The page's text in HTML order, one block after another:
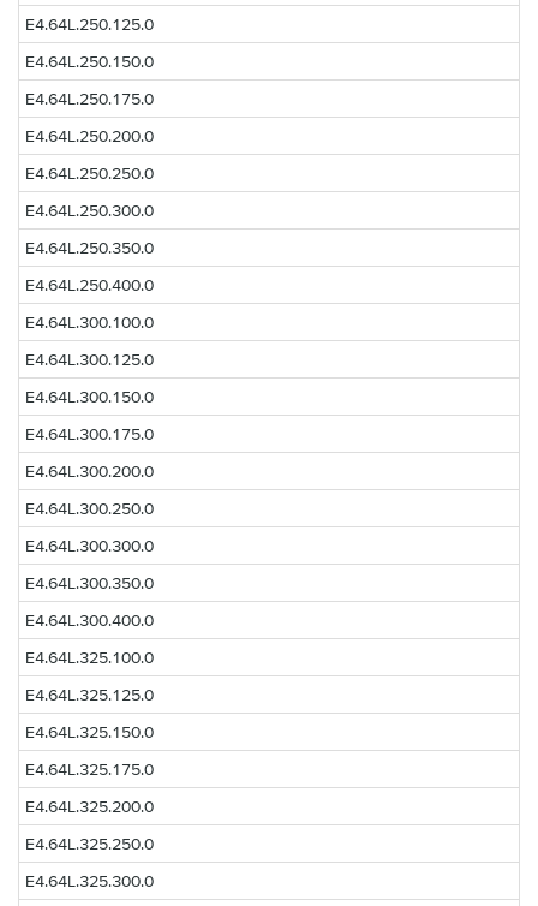
E4.64L.250.125.0
E4.64L.250.150.0
E4.64L.250.175.0
E4.64L.250.200.0
E4.64L.250.250.0
E4.64L.250.300.0
E4.64L.250.350.0
E4.64L.250.400.0
E4.64L.300.100.0
E4.64L.300.125.0
E4.64L.300.150.0
E4.64L.300.175.0
E4.64L.300.200.0
E4.64L.300.250.0
E4.64L.300.300.0
E4.64L.300.350.0
E4.64L.300.400.0
E4.64L.325.100.0
E4.64L.325.125.0
E4.64L.325.150.0
E4.64L.325.175.0
E4.64L.325.200.0
E4.64L.325.250.0
E4.64L.325.300.0